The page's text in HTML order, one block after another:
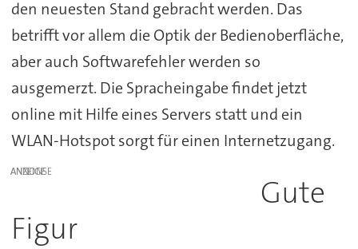
den neuesten Stand gebracht werden. Das
betrifft vor allem die Optik der Bedienoberfläche,
aber auch Softwarefehler werden so
ausgemerzt. Die Spracheingabe findet jetzt
online mit Hilfe eines Servers statt und ein
WLAN-Hotspot sorgt für einen Internetzugang.
ANZEIGE
Gute
Figur